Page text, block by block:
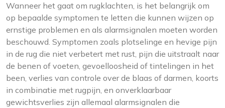
Wanneer het gaat om rugklachten, is het belangrijk om
op bepaalde symptomen te letten die kunnen wijzen op
ernstige problemen en als alarmsignalen moeten worden
beschouwd. Symptomen zoals plotselinge en hevige pijn
in de rug die niet verbetert met rust, pijn die uitstraalt naar
de benen of voeten, gevoelloosheid of tintelingen in het
been, verlies van controle over de blaas of darmen, koorts
in combinatie met rugpijn, en onverklaarbaar
gewichtsverlies zijn allemaal alarmsignalen die